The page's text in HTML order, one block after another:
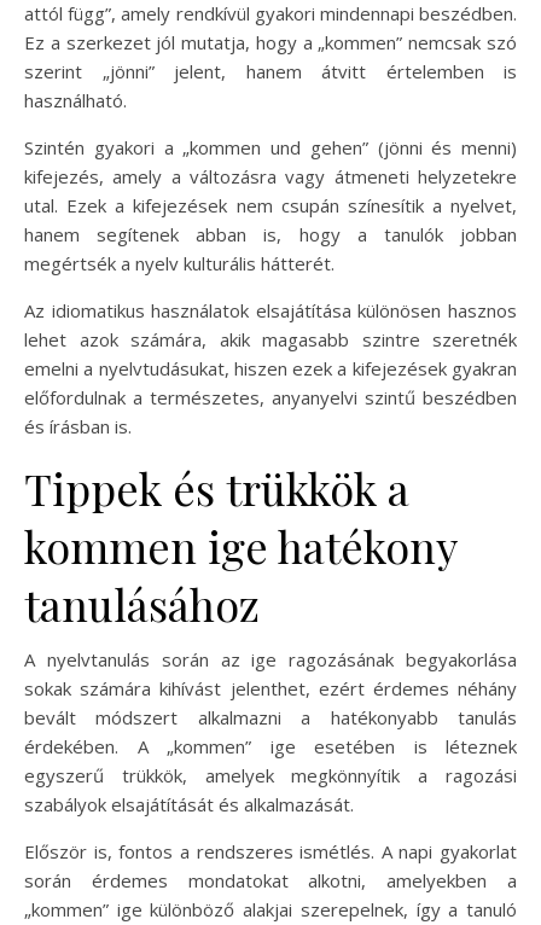
attól függ”, amely rendkívül gyakori mindennapi beszédben.
Ez a szerkezet jól mutatja, hogy a „kommen” nemcsak szó
szerint „jönni” jelent, hanem átvitt értelemben is
használható.
Szintén gyakori a „kommen und gehen” (jönni és menni)
kifejezés, amely a változásra vagy átmeneti helyzetekre
utal. Ezek a kifejezések nem csupán színesítik a nyelvet,
hanem segítenek abban is, hogy a tanulók jobban
megértsék a nyelv kulturális hátterét.
Az idiomatikus használatok elsajátítása különösen hasznos
lehet azok számára, akik magasabb szintre szeretnék
emelni a nyelvtudásukat, hiszen ezek a kifejezések gyakran
előfordulnak a természetes, anyanyelvi szintű beszédben
és írásban is.
Tippek és trükkök a
kommen ige hatékony
tanulásához
A nyelvtanulás során az ige ragozásának begyakorlása
sokak számára kihívást jelenthet, ezért érdemes néhány
bevált módszert alkalmazni a hatékonyabb tanulás
érdekében. A „kommen” ige esetében is léteznek
egyszerű trükkök, amelyek megkönnyítik a ragozási
szabályok elsajátítását és alkalmazását.
Először is, fontos a rendszeres ismétlés. A napi gyakorlat
során érdemes mondatokat alkotni, amelyekben a
„kommen” ige különböző alakjai szerepelnek, így a tanuló